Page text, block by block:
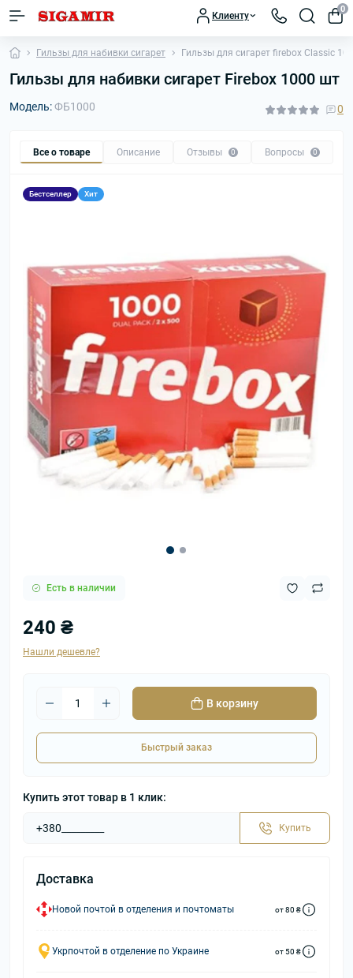
Клиенту
0
Гильзы для набивки сигарет Гильзы для сигарет firebox Classic
Гильзы для набивки сигарет Firebox 1000 шт
Модель:ФБ1000 0
Все о товаре Описание Отзывы 0 Вопросы 0
Бестселлер Хит
Есть в наличии
240 ₴
Нашли дешевле?
В корзину
Быстрый заказ
Купить этот товар в 1 клик:
Купить
Доставка
Новой почтой в отделения и почтоматы от 80 ₴
Укрпочтой в отделение по Украине от 50 ₴